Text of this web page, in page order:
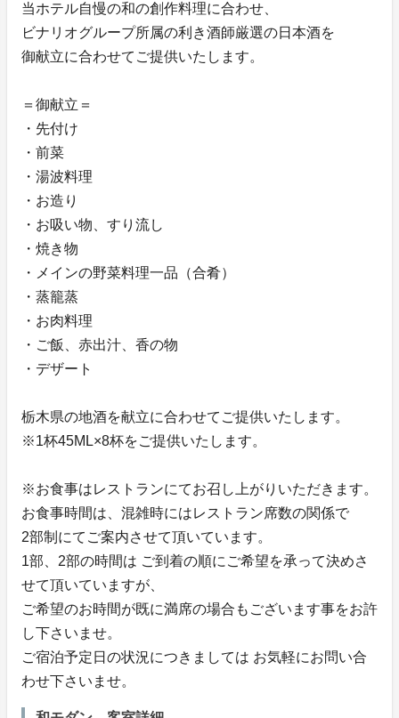
当ホテル自慢の和の創作料理に合わせ、
ビナリオグループ所属の利き酒師厳選の日本酒を
御献立に合わせてご提供いたします。
＝御献立＝
・先付け
・前菜
・湯波料理
・お造り
・お吸い物、すり流し
・焼き物
・メインの野菜料理一品（合肴）
・蒸籠蒸
・お肉料理
・ご飯、赤出汁、香の物
・デザート
栃木県の地酒を献立に合わせてご提供いたします。
※1杯45ML×8杯をご提供いたします。
※お食事はレストランにてお召し上がりいただきます。
お食事時間は、混雑時にはレストラン席数の関係で
2部制にてご案内させて頂いています。
1部、2部の時間は ご到着の順にご希望を承って決めさ
せて頂いていますが、
ご希望のお時間が既に満席の場合もございます事をお許
し下さいませ。
ご宿泊予定日の状況につきましては お気軽にお問い合
わせ下さいませ。